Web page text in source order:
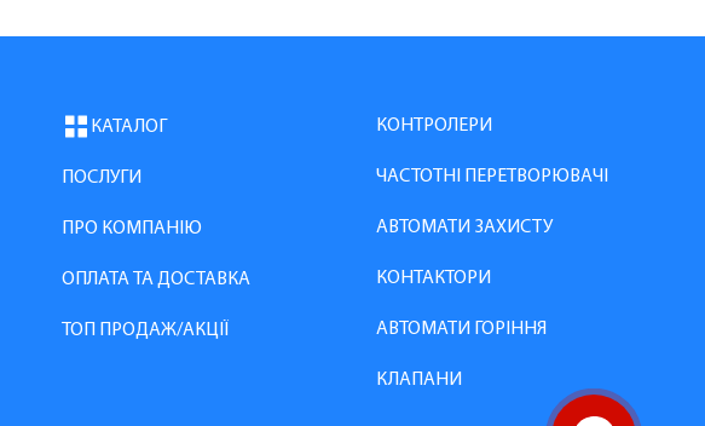
КАТАЛОГ
ПОСЛУГИ
ПРО КОМПАНІЮ
ОПЛАТА ТА ДОСТАВКА
ТОП ПРОДАЖ/АКЦІЇ
КОНТРОЛЕРИ
ЧАСТОТНІ ПЕРЕТВОРЮВАЧІ
АВТОМАТИ ЗАХИСТУ
КОНТАКТОРИ
АВТОМАТИ ГОРІННЯ
КЛАПАНИ